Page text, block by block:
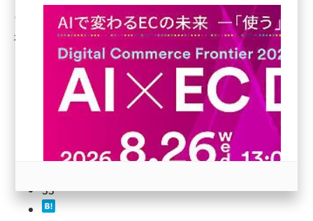
アスクル (1119)
base (1075)
ビィ・フォアード (773)
revico (739)
中川 昌俊
2016年10月6日 12:00
169
33